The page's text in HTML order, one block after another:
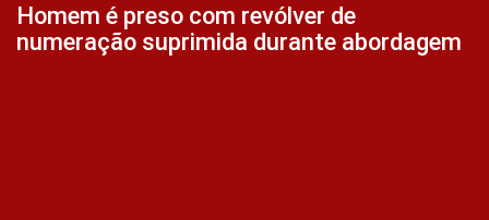
Homem é preso com revólver de
numeração suprimida durante abordagem